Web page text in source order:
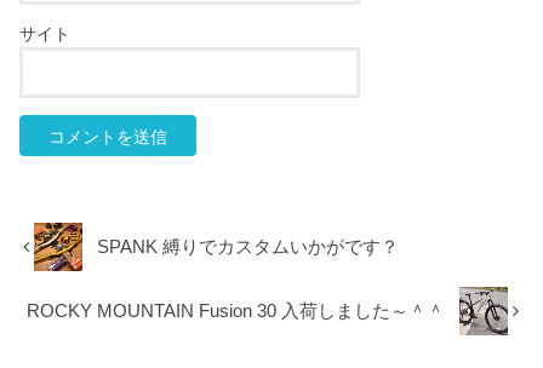
サイト
SPANK 縛りでカスタムいかがです？
ROCKY MOUNTAIN Fusion 30 入荷しました～＾＾